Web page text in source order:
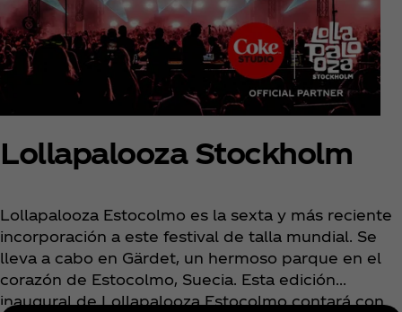
Lollapalooza Stockholm
Lollapalooza Estocolmo es la sexta y más reciente
incorporación a este festival de talla mundial. Se
lleva a cabo en Gärdet, un hermoso parque en el
corazón de Estocolmo, Suecia. Esta edición
inaugural de Lollapalooza Estocolmo contará con